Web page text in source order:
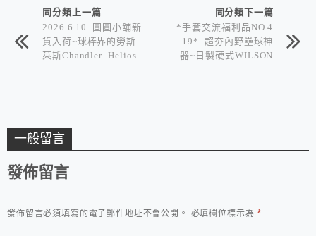
同分類上一篇
2026.6.10 圓圓小舖新
貨入荷~球棒界的勞斯
萊斯Chandler Helios
同分類下一篇
*手套交流福利品NO.4
19* 超夯內野壘球神
器~日製硬式WILSON
一般留言
發佈留言
發佈留言必須填寫的電子郵件地址不會公開。 必填欄位標示為*